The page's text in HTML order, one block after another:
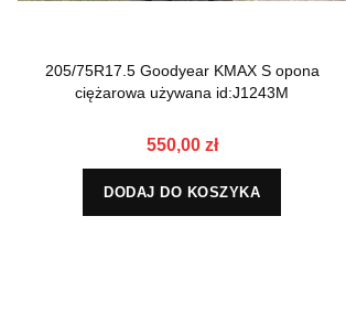
205/75R17.5 Goodyear KMAX S opona
ciężarowa używana id:J1243M
550,00 zł
DODAJ DO KOSZYKA